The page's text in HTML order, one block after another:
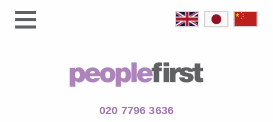
020 7796 3636